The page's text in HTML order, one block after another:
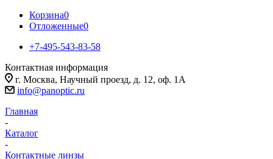
Корзина0
Отложенные0
+7-495-543-83-58
Контактная информация
г. Москва, Научный проезд, д. 12, оф. 1А
info@panoptic.ru
Главная
-
Каталог
-
Контактные линзы